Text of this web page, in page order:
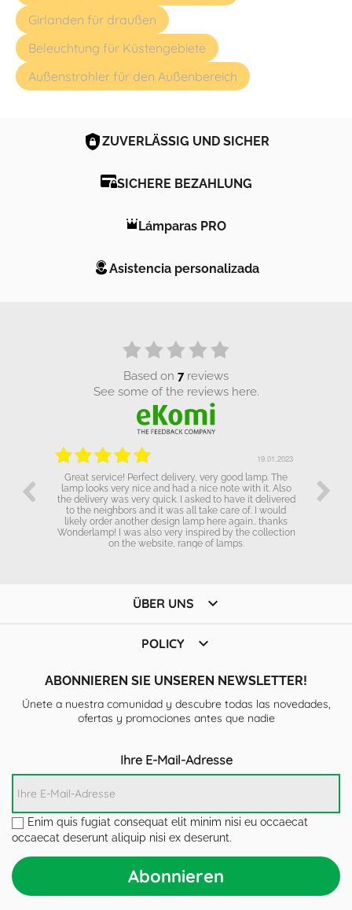
Girlanden für draußen
Beleuchtung für Küstengebiete
Außenstrahler für den Außenbereich
ZUVERLÄSSIG UND SICHER
SICHERE BEZAHLUNG
Lámparas PRO
Asistencia personalizada
based on 7reviews
see some of the reviews here.
19.01.2023
Great service! Perfect delivery, very good lamp. The
lamp looks very nice and had a nice note with it. Also
the delivery was very quick. I asked to have it delivered
to the neighbors and it was all take care of. I would
likely order another design lamp here again.. thanks
Wonderlamp! I was also very inspired by the collection
on the website, range of lamps.
ÜBER UNS 
POLICY 
ABONNIEREN SIE UNSEREN NEWSLETTER!
Únete a nuestra comunidad y descubre todas las novedades,
ofertas y promociones antes que nadie
Ihre E-Mail-Adresse
Enim quis fugiat consequat elit minim nisi eu occaecat
occaecat deserunt aliquip nisi ex deserunt.